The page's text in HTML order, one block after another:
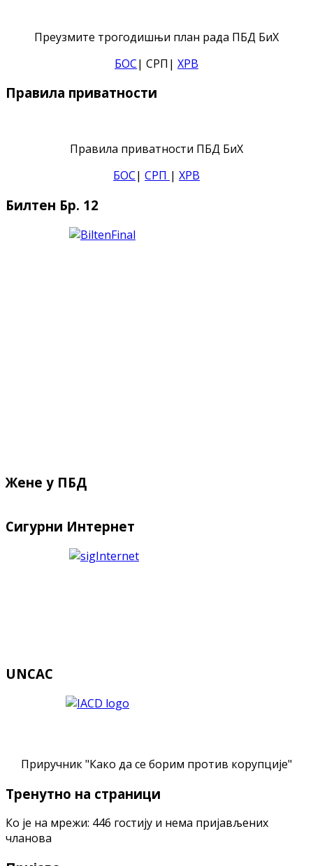
Преузмите трогодишњи план рада ПБД БиХ
БОС| СРП| ХРВ
Правила приватности
Правила приватности ПБД БиХ
БОС| СРП | ХРВ
Билтен Бр. 12
Жене у ПБД
Сигурни Интернет
UNCAC
Приручник "Како да се борим против корупције"
Тренутно на страници
Ко је на мрежи: 446 гостију и нема пријављених
чланова